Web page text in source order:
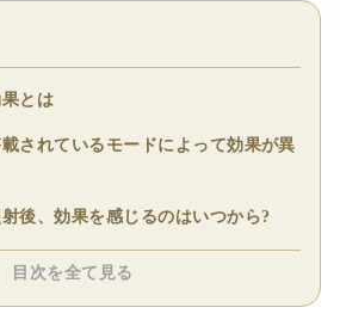
とは
されているモードによって効果が異
後、効果を感じるのはいつから?
目次を全て見る